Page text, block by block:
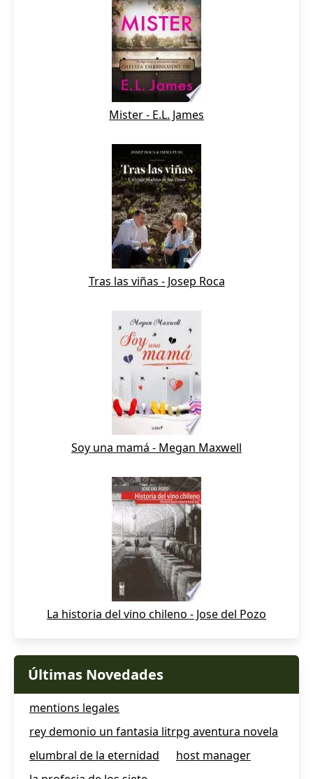
Mister - E.L. James
Tras las viñas - Josep Roca
Soy una mamá - Megan Maxwell
La historia del vino chileno - Jose del Pozo
Últimas Novedades
mentions legales
rey demonio un fantasia litrpg aventura novela
elumbral de la eternidad
host manager